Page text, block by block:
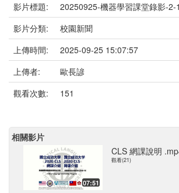
影片標題:
20250925-機器學習課堂錄影-2-1
影片分類:
校園新聞
上傳時間:
2025-09-25 15:07:57
上傳者:
歐長諺
觀看次數:
151
相關影片
07:51
CLS 網課說明
觀看(21)